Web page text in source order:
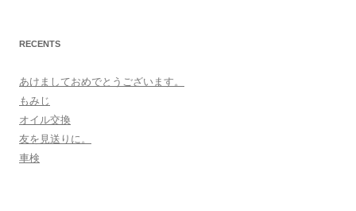
RECENTS
あけましておめでとうございます。
もみじ
オイル交換
友を見送りに。
車検